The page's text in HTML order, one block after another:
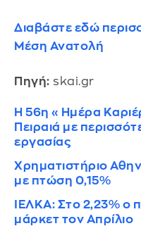
Διαβάστε εδώ
Μέση Ανατολή
Πηγή: skai.gr
Η 56η «Ημέρα
Πειραιά με
εργασίας
Χρηματιστήριο
με πτώση 0,15%
ΙΕΛΚΑ: Στο 2,23% ο
μάρκετ τον Απρίλιο